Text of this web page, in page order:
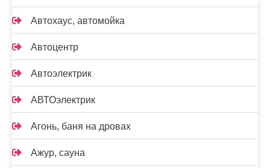
Автохаус, автомойка
Автоцентр
Автоэлектрик
АВТОэлектрик
Агонь, баня на дровах
Ажур, сауна